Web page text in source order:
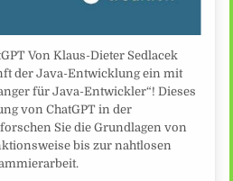
Von Klaus-Dieter Sedlacek
der Java-Entwicklung ein mit
für Java-Entwickler“! Dieses
von ChatGPT in der
Sie die Grundlagen von
bis zur nahtlosen